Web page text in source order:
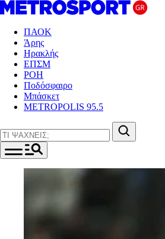
ΠΑΟΚ
Άρης
Ηρακλής
ΕΠΣΜ
ΡΟΗ
Ποδόσφαιρο
Μπάσκετ
METROPOLIS 95.5